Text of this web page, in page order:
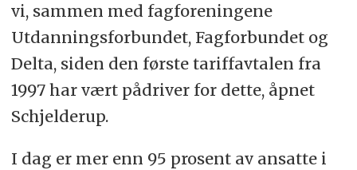
vi, sammen med fagforeningene
Utdanningsforbundet, Fagforbundet og
Delta, siden den første tariffavtalen fra
1997 har vært pådriver for dette, åpnet
Schjelderup.
I dag er mer enn 95 prosent av ansatte i